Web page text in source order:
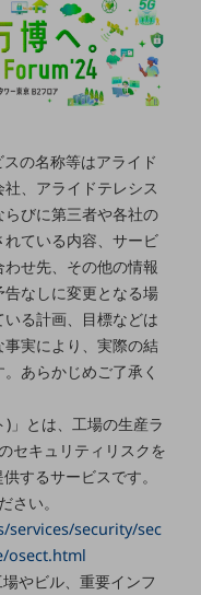
の名称等はアライド
、アライドテレシス
びに第三者や各社の
ている内容、サービ
せ先、その他の情報
なしに変更となる場
る計画、目標などは
実により、実際の結
あらかじめご了承く
とは、工場の生産ラ
セキュリティリスクを
するサービスです。
さい。
security/sec
osect.html
やビル、重要インフ